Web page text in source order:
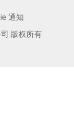
通知
版权所有